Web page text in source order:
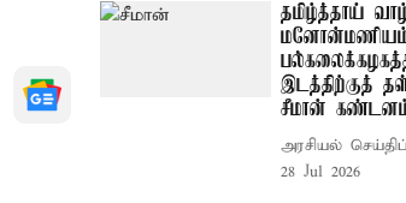
தமிழ்த்தாய்
மனோன்மணியம்
இடத்திற்குத்
சீமான்
அரசியல்
28 Jul 2026